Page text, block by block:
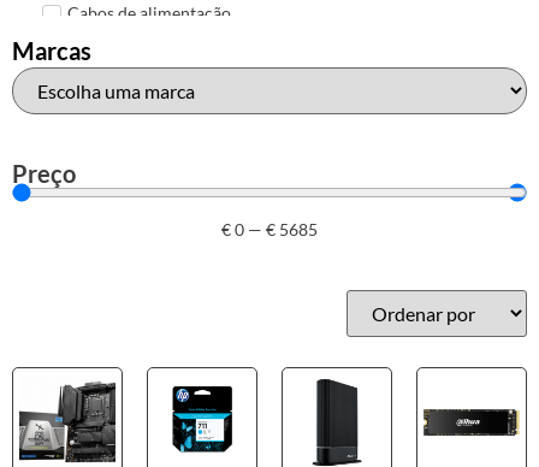
Cabos de alimentação
Colunas de Som
Hubs
Mais acessórios USB
HP
Outros acessórios de informática
Marcas
Preço
€0 — € 5685